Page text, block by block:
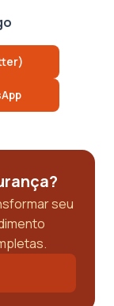
seu